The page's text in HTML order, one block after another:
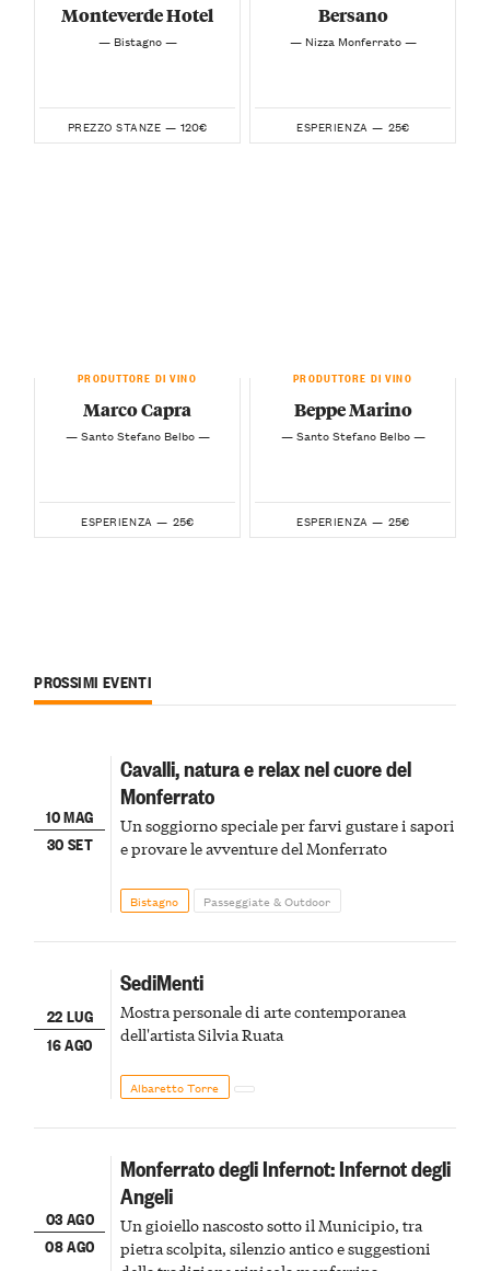
Monteverde Hotel
— Bistagno —
PREZZO STANZE — 120€
Bersano
— Nizza Monferrato —
ESPERIENZA — 25€
PRODUTTORE DI VINO
Marco Capra
— Santo Stefano Belbo —
ESPERIENZA — 25€
PRODUTTORE DI VINO
Beppe Marino
— Santo Stefano Belbo —
ESPERIENZA — 25€
PROSSIMI EVENTI
10 MAG
30 SET
Cavalli, natura e relax nel cuore del
Monferrato
Un soggiorno speciale per farvi gustare i sapori
e provare le avventure del Monferrato
Bistagno Passeggiate & Outdoor
22 LUG
16 AGO
SediMenti
Mostra personale di arte contemporanea
dell'artista Silvia Ruata
Albaretto Torre
03 AGO
08 AGO
Monferrato degli Infernot: Infernot degli
Angeli
Un gioiello nascosto sotto il Municipio, tra
pietra scolpita, silenzio antico e suggestioni